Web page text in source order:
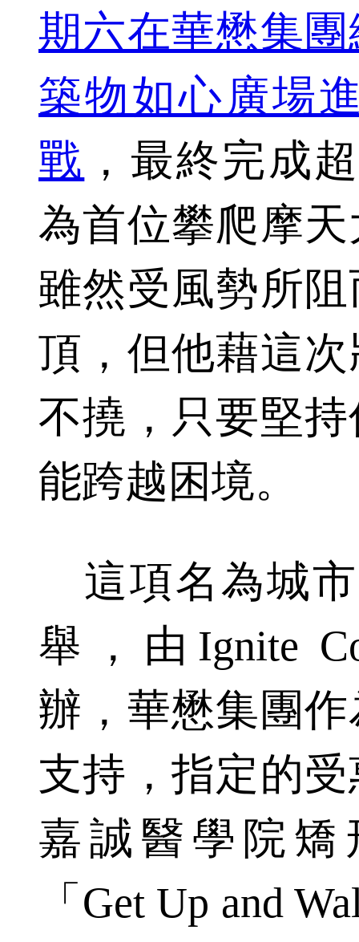
期六在華懋集
築物如心廣場
戰 ，最終完成
為首位攀爬摩
雖然受風勢所
頂，但他藉這
不撓，只要堅
能跨越困境。
這項名為城市
舉，由Ignite
辦，華懋集團
支持，指定的
嘉誠醫學院矯
「Get Up and